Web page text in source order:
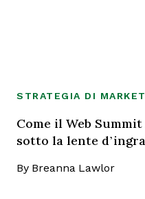
STRATEGIA DI
Come il Web
sotto la lente
By Breanna Lawlor